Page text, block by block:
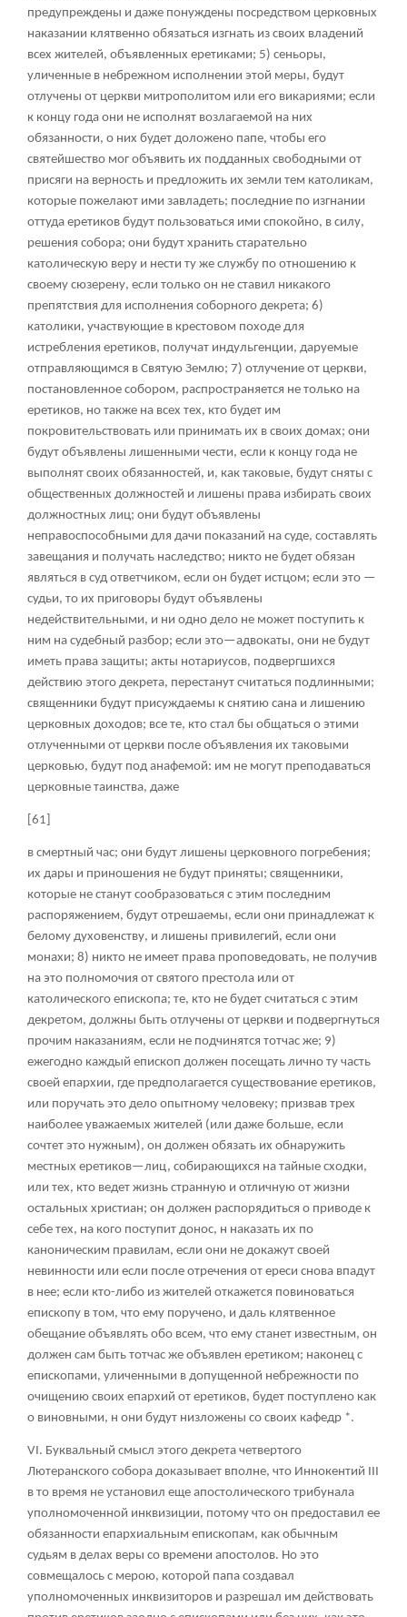
предупреждены и даже понуждены посредством церковных
наказании клятвенно обязаться изгнать из своих владений
всех жителей, объявленных еретиками; 5) сеньоры,
уличенные в небрежном исполнении этой меры, будут
отлучены от церкви митрополитом или его викариями; если
к концу года они не исполнят возлагаемой на них
обязанности, о них будет доложено папе, чтобы его
святейшество мог объявить их подданных свободными от
присяги на верность и предложить их земли тем католикам,
которые пожелают ими завладеть; последние по изгнании
оттуда еретиков будут пользоваться ими спокойно, в силу,
решения собора; они будут хранить старательно
католическую веру и нести ту же службу по отношению к
своему сюзерену, если только он не ставил никакого
препятствия для исполнения соборного декрета; 6)
католики, участвующие в крестовом походе для
истребления еретиков, получат индульгенции, даруемые
отправляющимся в Святую Землю; 7) отлучение от церкви,
постановленное собором, распространяется не только на
еретиков, но также на всех тех, кто будет им
покровительствовать или принимать их в своих домах; они
будут объявлены лишенными чести, если к концу года не
выполнят своих обязанностей, и, как таковые, будут сняты с
общественных должностей и лишены права избирать своих
должностных лиц; они будут объявлены
неправоспособными для дачи показаний на суде, составлять
завещания и получать наследство; никто не будет обязан
являться в суд ответчиком, если он будет истцом; если это —
судьи, то их приговоры будут объявлены
недействительными, и ни одно дело не может поступить к
ним на судебный разбор; если это—адвокаты, они не будут
иметь права защиты; акты нотариусов, подвергшихся
действию этого декрета, перестанут считаться подлинными;
священники будут присуждаемы к снятию сана и лишению
церковных доходов; все те, кто стал бы общаться о этими
отлученными от церкви после объявления их таковыми
церковью, будут под анафемой: им не могут преподаваться
церковные таинства, даже
[61]
в смертный час; они будут лишены церковного погребения;
их дары и приношения не будут приняты; священники,
которые не станут сообразоваться с этим последним
распоряжением, будут отрешаемы, если они принадлежат к
белому духовенству, и лишены привилегий, если они
монахи; 8) никто не имеет права проповедовать, не получив
на это полномочия от святого престола или от
католического епископа; те, кто не будет считаться с этим
декретом, должны быть отлучены от церкви и подвергнуться
прочим наказаниям, если не подчинятся тотчас же; 9)
ежегодно каждый епископ должен посещать лично ту часть
своей епархии, где предполагается существование еретиков,
или поручать это дело опытному человеку; призвав трех
наиболее уважаемых жителей (или даже больше, если
сочтет это нужным), он должен обязать их обнаружить
местных еретиков—лиц, собирающихся на тайные сходки,
или тех, кто ведет жизнь странную и отличную от жизни
остальных христиан; он должен распорядиться о приводе к
себе тех, на кого поступит донос, н наказать их по
каноническим правилам, если они не докажут своей
невинности или если после отречения от ереси снова впадут
в нее; если кто-либо из жителей откажется повиноваться
епископу в том, что ему поручено, и даль клятвенное
обещание объявлять обо всем, что ему станет известным, он
должен сам быть тотчас же объявлен еретиком; наконец с
епископами, уличенными в допущенной небрежности по
очищению своих епархий от еретиков, будет поступлено как
о виновными, н они будут низложены со своих кафедр *.
VI. Буквальный смысл этого декрета четвертого
Лютеранского собора доказывает вполне, что Иннокентий III
в то время не установил еще апостолического трибунала
уполномоченной инквизиции, потому что он предоставил ее
обязанности епархиальным епископам, как обычным
судьям в делах веры со времени апостолов. Но это
совмещалось с мерою, которой папа создавал
уполномоченных инквизиторов и разрешал им действовать